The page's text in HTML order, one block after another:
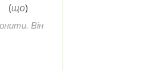
(що)
Він